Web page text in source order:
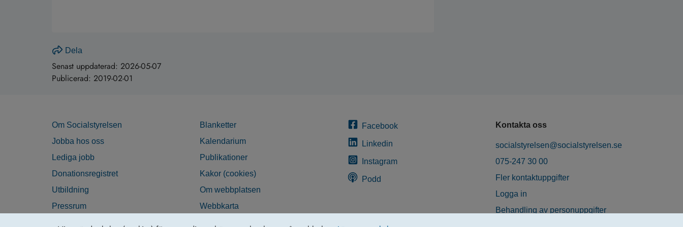
Dela
Senast uppdaterad: 2026-05-07
Publicerad: 2019-02-01
Om Socialstyrelsen
Jobba hos oss
Lediga jobb
Donationsregistret
Utbildning
Pressrum
Blanketter
Kalendarium
Publikationer
Kakor (cookies)
Om webbplatsen
Webbkarta
Facebook
Linkedin
Instagram
Podd
Kontakta oss
socialstyrelsen@socialstyrelsen.se
075-247 30 00
Fler kontaktuppgifter
Logga in
Behandling av personuppgifter